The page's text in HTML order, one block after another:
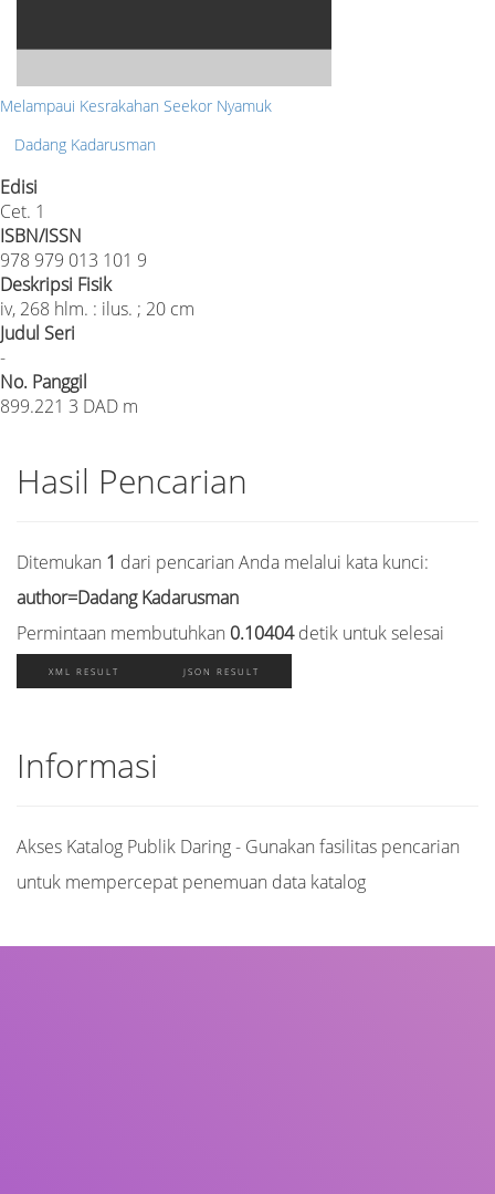
Melampaui Kesrakahan Seekor Nyamuk
Dadang Kadarusman
Edisi
Cet. 1
ISBN/ISSN
978 979 013 101 9
Deskripsi Fisik
iv, 268 hlm. : ilus. ; 20 cm
Judul Seri
-
No. Panggil
899.221 3 DAD m
Hasil Pencarian
Ditemukan 1 dari pencarian Anda melalui kata kunci:
author=Dadang Kadarusman
Permintaan membutuhkan 0.10404detik untuk selesai
XML RESULT JSON RESULT
Informasi
Akses Katalog Publik Daring - Gunakan fasilitas pencarian
untuk mempercepat penemuan data katalog